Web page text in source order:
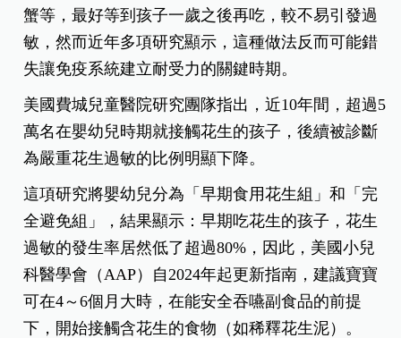
蟹等，最好等到孩子一歲之後再吃，較不易引發過
敏，然而近年多項研究顯示，這種做法反而可能錯
失讓免疫系統建立耐受力的關鍵時期。
美國費城兒童醫院研究團隊指出，近10年間，超過5
萬名在嬰幼兒時期就接觸花生的孩子，後續被診斷
為嚴重花生過敏的比例明顯下降。
這項研究將嬰幼兒分為「早期食用花生組」和「完
全避免組」，結果顯示：早期吃花生的孩子，花生
過敏的發生率居然低了超過80%，因此，美國小兒
科醫學會（AAP）自2024年起更新指南，建議寶寶
可在4～6個月大時，在能安全吞嚥副食品的前提
下，開始接觸含花生的食物（如稀釋花生泥）。